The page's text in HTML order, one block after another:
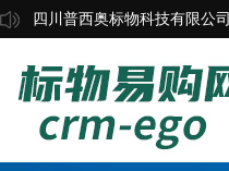
四川普西奥标物科技有限公司